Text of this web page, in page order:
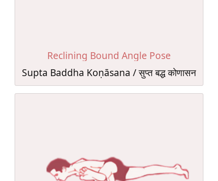
Reclining Bound Angle Pose
Supta Baddha Koṇāsana / सुप्त बद्ध कोणासन